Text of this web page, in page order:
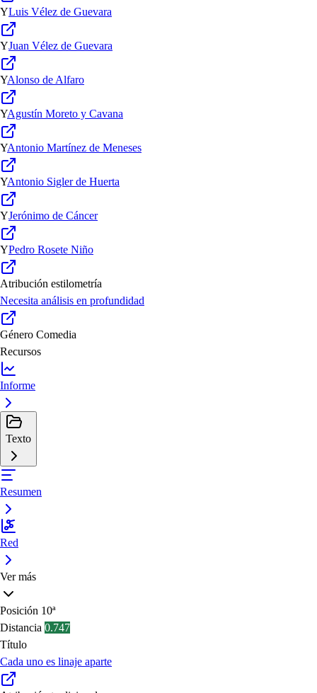
YLuis Vélez de Guevara
YJuan Vélez de Guevara
YAlonso de Alfaro
YAgustín Moreto y Cavana
YAntonio Martínez de Meneses
YAntonio Sigler de Huerta
YJerónimo de Cáncer
YPedro Rosete Niño
Atribución estilometría
Necesita análisis en profundidad
Género Comedia
Recursos
Informe
Texto
Resumen
Red
Ver más
Posición 10ª
Distancia 0.747
Título
Cada uno es linaje aparte